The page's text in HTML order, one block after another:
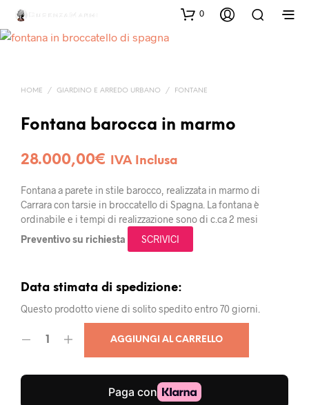
0
HOME / GIARDINO E ARREDO URBANO / FONTANE
Fontana barocca in marmo
28.000,00€ IVA Inclusa
Fontana a parete in stile barocco, realizzata in marmo di
Carrara con tarsie in broccatello di Spagna. La fontana è
ordinabile e i tempi di realizzazione sono di c.ca 2 mesi
Preventivo su richiesta
SCRIVICI
Data stimata di spedizione:
Questo prodotto viene di solito spedito entro 70 giorni.
AGGIUNGI AL CARRELLO